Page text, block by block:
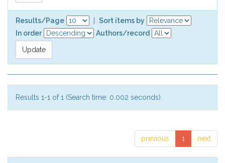
Results/Page
Sort items by
In order
Authors/record
Results 1-1 of 1 (Search time: 0.002 seconds).
previous 1 next